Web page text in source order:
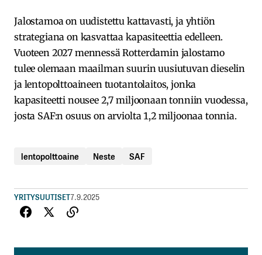
Jalostamoa on uudistettu kattavasti, ja yhtiön
strategiana on kasvattaa kapasiteettia edelleen.
Vuoteen 2027 mennessä Rotterdamin jalostamo
tulee olemaan maailman suurin uusiutuvan dieselin
ja lentopolttoaineen tuotantolaitos, jonka
kapasiteetti nousee 2,7 miljoonaan tonniin vuodessa,
josta SAF:n osuus on arviolta 1,2 miljoonaa tonnia.
lentopolttoaine Neste SAF
YRITYSUUTISET7.9.2025